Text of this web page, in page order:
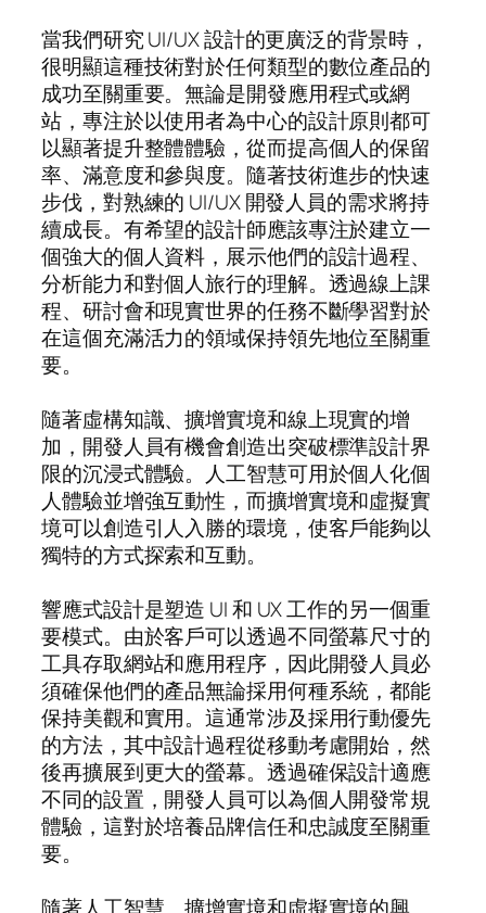
當我們研究 UI/UX 設計的更廣泛的背景時，
很明顯這種技術對於任何類型的數位產品的
成功至關重要。無論是開發應用程式或網
站，專注於以使用者為中心的設計原則都可
以顯著提升整體體驗，從而提高個人的保留
率、滿意度和參與度。隨著技術進步的快速
步伐，對熟練的 UI/UX 開發人員的需求將持
續成長。有希望的設計師應該專注於建立一
個強大的個人資料，展示他們的設計過程、
分析能力和對個人旅行的理解。透過線上課
程、研討會和現實世界的任務不斷學習對於
在這個充滿活力的領域保持領先地位至關重
要。
隨著虛構知識、擴增實境和線上現實的增
加，開發人員有機會創造出突破標準設計界
限的沉浸式體驗。人工智慧可用於個人化個
人體驗並增強互動性，而擴增實境和虛擬實
境可以創造引人入勝的環境，使客戶能夠以
獨特的方式探索和互動。
響應式設計是塑造 UI 和 UX 工作的另一個重
要模式。由於客戶可以透過不同螢幕尺寸的
工具存取網站和應用程序，因此開發人員必
須確保他們的產品無論採用何種系統，都能
保持美觀和實用。這通常涉及採用行動優先
的方法，其中設計過程從移動考慮開始，然
後再擴展到更大的螢幕。透過確保設計適應
不同的設置，開發人員可以為個人開發常規
體驗，這對於培養品牌信任和忠誠度至關重
要。